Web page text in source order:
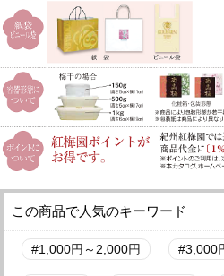
この商品で人気のキーワード
1,000円～2,000円 3,000